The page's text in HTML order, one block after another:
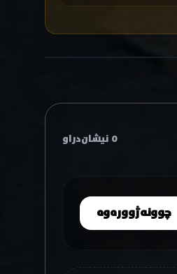
0 نیشان‌دراو
چوونەژوورەوە